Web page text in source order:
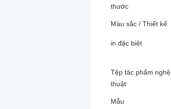
thước
Màu sắc / Thiết kế
in đặc biệt
Tệp tác phẩm nghệ
thuật
Mẫu